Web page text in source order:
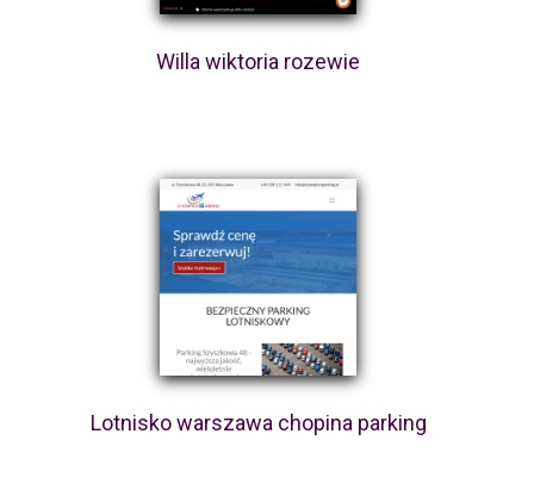
Willa wiktoria rozewie
Lotnisko warszawa chopina parking